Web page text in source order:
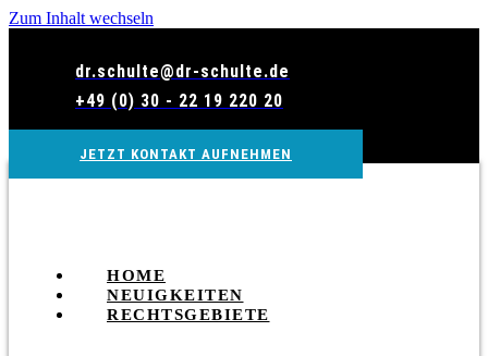
Zum Inhalt wechseln
dr.schulte@dr-schulte.de
+49 (0) 30 - 22 19 220 20
JETZT KONTAKT AUFNEHMEN
HOME
NEUIGKEITEN
RECHTSGEBIETE